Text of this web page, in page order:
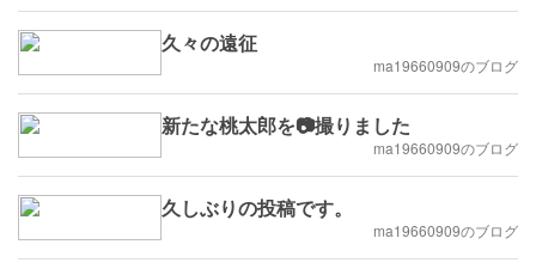
久々の遠征
ma19660909のブログ
新たな桃太郎を📷撮りました
ma19660909のブログ
久しぶりの投稿です。
ma19660909のブログ